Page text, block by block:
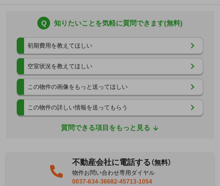
Q 知りたいことを気軽に質問できます(無料)
初期費用を教えてほしい
空室状況を教えてほしい
この物件の画像をもっと送ってほしい
この物件の詳しい情報を送ってもらう
質問できる項目をもっと見る
不動産会社に電話する（無料）
物件お問い合わせ専用ダイヤル
0037-634-36682-45713-1054